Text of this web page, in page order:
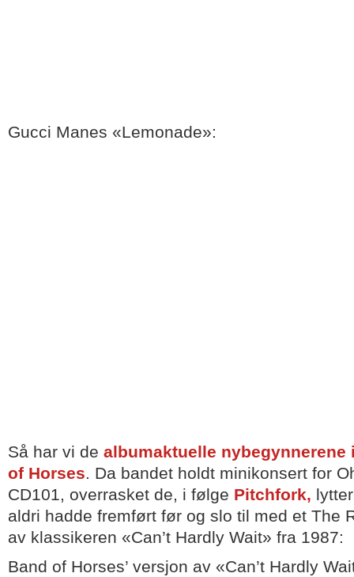
Gucci Manes «Lemonade»:
Så har vi de albumaktuelle nybegynnerene
of Horses. Da bandet holdt minikonsert for
CD101, overrasket de, i følge Pitchfork,
aldri hadde fremført før og slo til med et The
av klassikeren «Can’t Hardly Wait» fra 1987:
Band of Horses’ versjon av «Can’t Hardly